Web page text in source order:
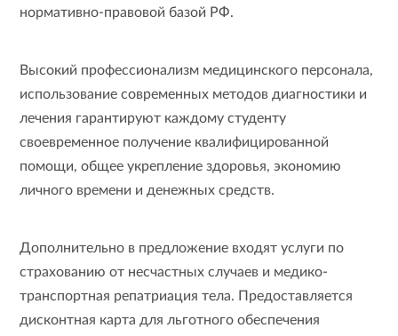
нормативно-правовой базой РФ.
Высокий профессионализм медицинского персонала,
использование современных методов диагностики и
лечения гарантируют каждому студенту
своевременное получение квалифицированной
помощи, общее укрепление здоровья, экономию
личного времени и денежных средств.
Дополнительно в предложение входят услуги по
страхованию от несчастных случаев и медико-
транспортная репатриация тела. Предоставляется
дисконтная карта для льготного обеспечения